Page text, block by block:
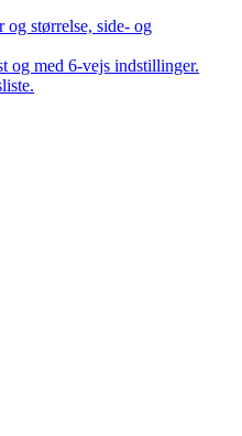
størrelse, side- og
og med 6-vejs indstillinger.